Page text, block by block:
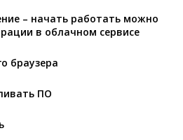
– начать работать можно
в облачном сервисе
браузера
ПО